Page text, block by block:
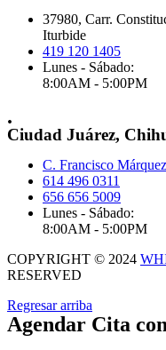
37980, Carr.
Iturbide
419 120 1405
Lunes - Sábado:
8:00AM - 5:00PM
.
Ciudad Juárez,
C. Francisco
614 496 0311
656 656 5009
Lunes - Sábado:
8:00AM - 5:00PM
COPYRIGHT © 2024
RESERVED
Regresar arriba
Agendar Cita